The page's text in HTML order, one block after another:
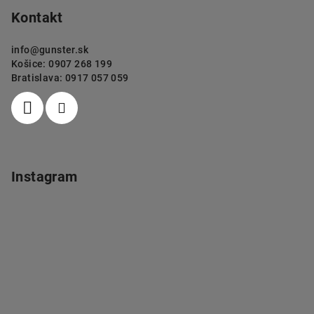
Kontakt
info@gunster.sk
Košice: 0907 268 199
Bratislava: 0917 057 059
Instagram